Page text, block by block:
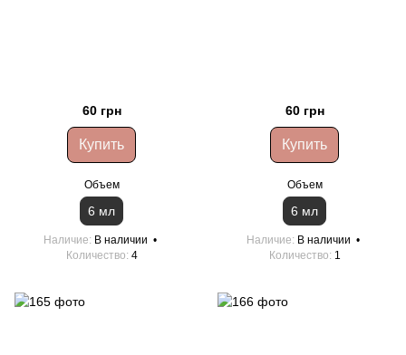
60 грн
Купить
Объем
6 мл
Наличие
В наличии
Количество 4
60 грн
Купить
Объем
6 мл
Наличие
В наличии
Количество 1